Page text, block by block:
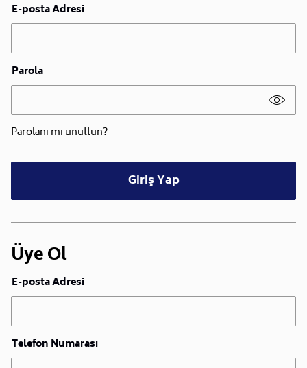
E-posta Adresi
Parola
Parolanı mı unuttun?
Giriş Yap
Üye Ol
E-posta Adresi
Telefon Numarası